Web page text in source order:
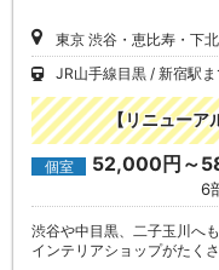
東京 渋谷・恵比寿・下北
JR山手線目黒
新宿駅
【リニューア
個室 52,000円～
6
渋谷や中目黒、二子玉川へ
インテリアショップがたく